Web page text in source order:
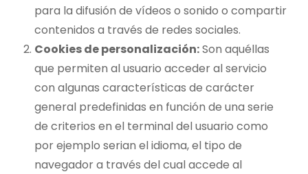
para la difusión de vídeos o sonido o compartir
contenidos a través de redes sociales.
Cookies de personalización:Son aquéllas
que permiten al usuario acceder al servicio
con algunas características de carácter
general predefinidas en función de una serie
de criterios en el terminal del usuario como
por ejemplo serian el idioma, el tipo de
navegador a través del cual accede al